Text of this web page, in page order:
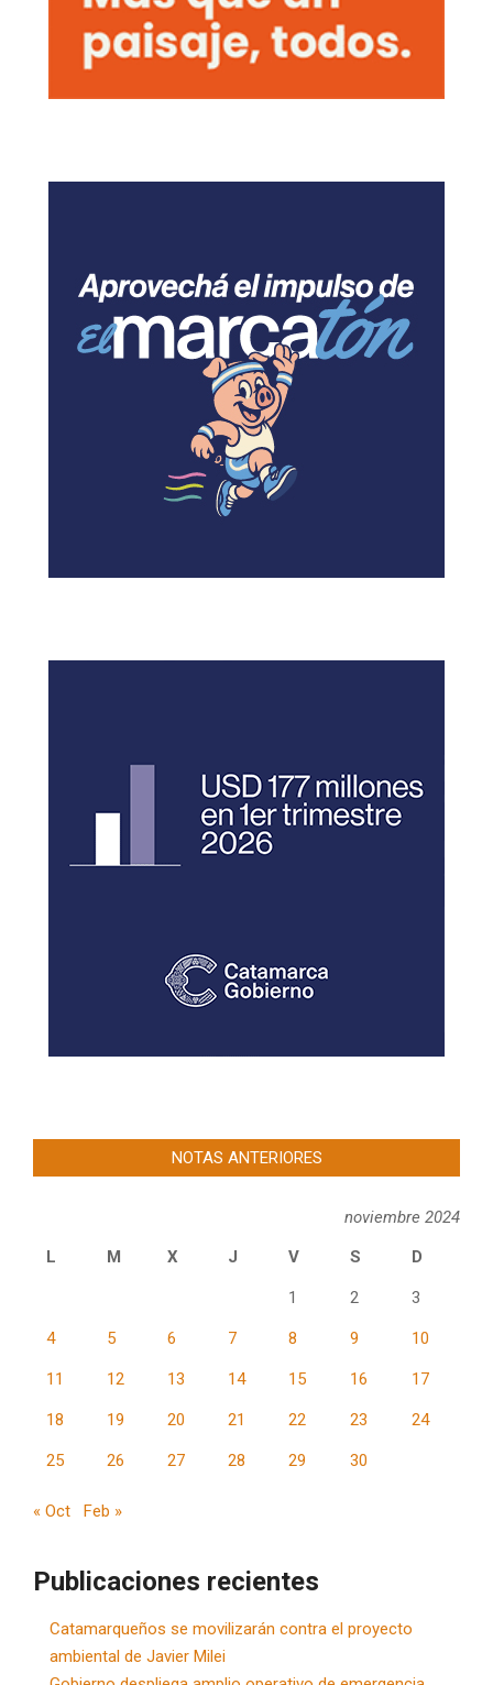
NOTAS ANTERIORES
noviembre 2024
L
M X J V S D
1 2 3
4 5 6 7 8 9 10
11 12 13 14 15 16 17
18 19 20 21 22 23 24
25 26 27 28 29 30
« Oct Feb »
Publicaciones recientes
Catamarqueños se movilizarán contra el proyecto
ambiental de Javier Milei